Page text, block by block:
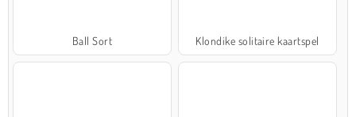
Ball Sort Klondike solitaire kaartspel